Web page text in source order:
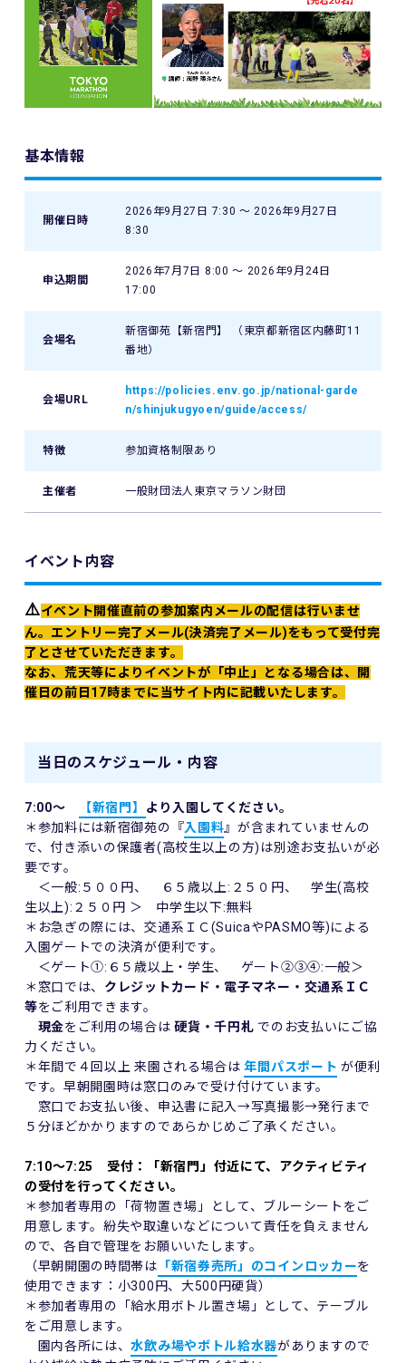
基本情報
開催日時
2026年9月27日 7:30 〜 2026年9月27日
8:30
申込期間
2026年7月7日 8:00 〜 2026年9月24日
17:00
会場名
新宿御苑【新宿門】 （東京都新宿区内藤町11
番地）
会場URL
https://policies.env.go.jp/national-garde
n/shinjukugyoen/guide/access/
特徴 参加資格制限あり
主催者 一般財団法人東京マラソン財団
イベント内容
⚠️イベント開催直前の参加案内メールの配信は行いませ
ん。エントリー完了メール(決済完了メール)をもって受付完
了とさせていただきます。
なお、荒天等によりイベントが「中止」となる場合は、開
催日の前日17時までに当サイト内に記載いたします。
当日のスケジュール・内容
7:00～ 【新宿門】 より入園してください。
＊参加料には新宿御苑の『入園料』が含まれていませんの
で、付き添いの保護者(高校生以上の方)は別途お支払いが必
要です。
＜一般:５００円、 ６５歳以上:２５０円、 学生(高校
生以上):２５０円 ＞ 中学生以下:無料
＊お急ぎの際には、交通系ＩＣ(SuicaやPASMO等)による
入園ゲートでの決済が便利です。
＜ゲート①:６５歳以上・学生、 ゲート②③④:一般＞
＊窓口では、 クレジットカード・電子マネー・交通系ＩＣ
等をご利用できます。
現金をご利用の場合は硬貨・千円札 でのお支払いにご協
力ください。
＊年間で４回以上 来園される場合は年間パスポート が便利
です。早朝開園時は窓口のみで受け付けています。
窓口でお支払い後、申込書に記入→写真撮影→発行まで
５分ほどかかりますのであらかじめご了承ください。
7:10～7:25 受付：「新宿門」付近にて、アクティビティ
の受付を行ってください。
＊参加者専用の「荷物置き場」として、ブルーシートをご
用意します。紛失や取違いなどについて責任を負えません
ので、各自で管理をお願いいたします。
（早朝開園の時間帯は 「新宿券売所」のコインロッカーを
使用できます：小300円、大500円硬貨）
＊参加者専用の「給水用ボトル置き場」として、テーブル
をご用意します。
園内各所には、水飲み場やボトル給水器がありますので